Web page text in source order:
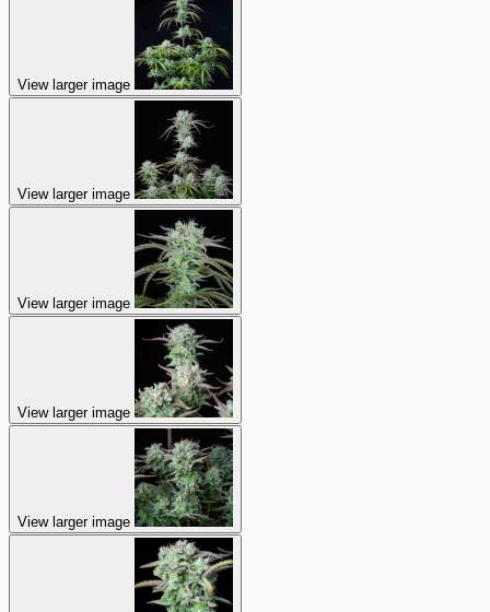
View larger image
View larger image
View larger image
View larger image
View larger image